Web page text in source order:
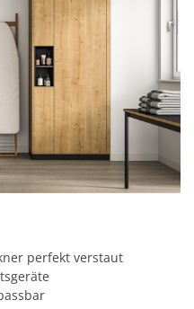
perfekt verstaut